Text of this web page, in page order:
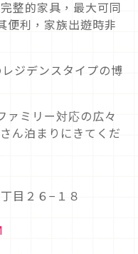
整的家具，最大可同
便利，家族出遊時非
ジデンスタイプの博
ァミリー対応の広々
ん泊まりにきてくだ
目２６−１８